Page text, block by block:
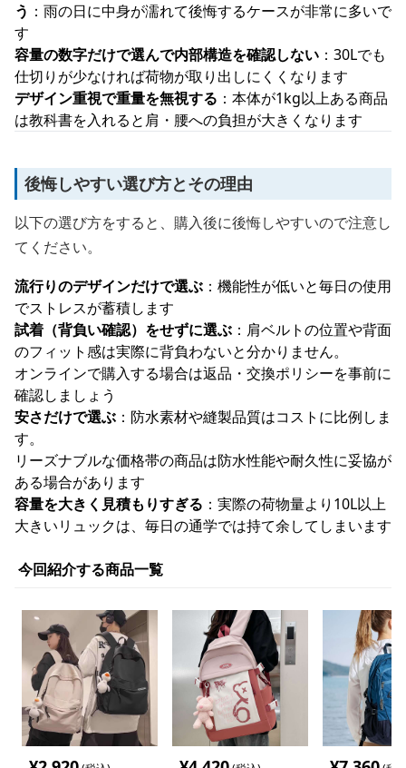
う ：雨の日に中身が濡れて後悔するケースが非常に多いで
す
容量の数字だけで選んで内部構造を確認しない ：30Lでも
仕切りが少なければ荷物が取り出しにくくなります
デザイン重視で重量を無視する ：本体が1kg以上ある商品
は教科書を入れると肩・腰への負担が大きくなります
後悔しやすい選び方とその理由
以下の選び方をすると、購入後に後悔しやすいので注意し
てください。
流行りのデザインだけで選ぶ ：機能性が低いと毎日の使用
でストレスが蓄積します
試着（背負い確認）をせずに選ぶ ：肩ベルトの位置や背面
のフィット感は実際に背負わないと分かりません。
オンラインで購入する場合は返品・交換ポリシーを事前に
確認しましょう
安さだけで選ぶ ：防水素材や縫製品質はコストに比例しま
す。
リーズナブルな価格帯の商品は防水性能や耐久性に妥協が
ある場合があります
容量を大きく見積もりすぎる ：実際の荷物量より10L以上
大きいリュックは、毎日の通学では持て余してしまいます
今回紹介する商品一覧